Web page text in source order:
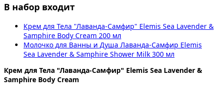
В набор входит
Крем для Тела "Лаванда-Самфир" Elemis Sea Lavender &
Samphire Body Cream 200 мл
Молочко для Ванны и Душа Лаванда-Самфир Elemis
Sea Lavender & Samphire Shower Milk 300 мл
Крем для Тела "Лаванда-Самфир" Elemis Sea Lavender &
Samphire Body Cream